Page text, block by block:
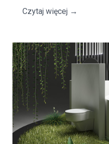
Czytaj więcej →